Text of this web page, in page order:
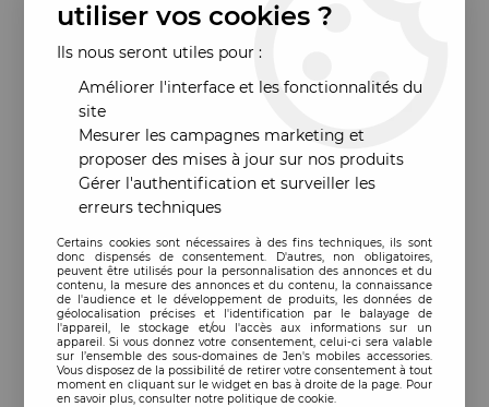
utiliser vos cookies ?
Ils nous seront utiles pour :
Améliorer l'interface et les fonctionnalités du
site
Mesurer les campagnes marketing et
proposer des mises à jour sur nos produits
Gérer l'authentification et surveiller les
erreurs techniques
Certains cookies sont nécessaires à des fins techniques, ils sont
donc dispensés de consentement. D'autres, non obligatoires,
peuvent être utilisés pour la personnalisation des annonces et du
contenu, la mesure des annonces et du contenu, la connaissance
de l'audience et le développement de produits, les données de
géolocalisation précises et l'identification par le balayage de
l'appareil, le stockage et/ou l'accès aux informations sur un
appareil. Si vous donnez votre consentement, celui-ci sera valable
sur l’ensemble des sous-domaines de Jen's mobiles accessories.
Vous disposez de la possibilité de retirer votre consentement à tout
moment en cliquant sur le widget en bas à droite de la page. Pour
en savoir plus, consulter notre politique de cookie.